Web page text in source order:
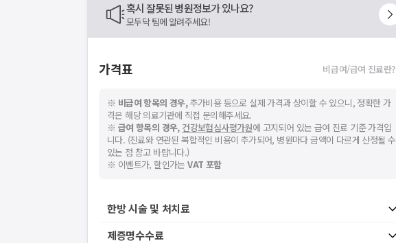
혹시 잘못된 병원정보가 있나요?
모두닥 팀에 알려주세요!
가격표 비급여/급여 진료란?
※ 비급여 항목의 경우,추가비용 등으로 실제 가격과 상이할 수 있으니, 정확한 가
격은 해당 의료기관에 직접 문의해주세요.
※ 급여 항목의 경우, 건강보험심사평가원에 고지되어 있는 급여 진료 기준 가격입
니다. (진료와 연관된 복합적인 비용이 추가되어, 병원마다 금액이 다르게 산정될 수
있는 점 참고 바랍니다.)
※ 이벤트가, 할인가는VAT 포함
한방 시술 및 처치료
제증명수수료